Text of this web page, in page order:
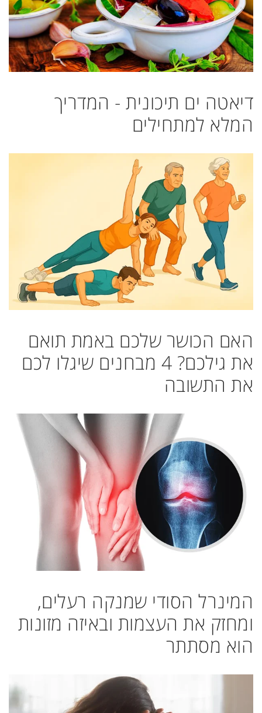
דיאטה ים תיכונית - המדריך
המלא למתחילים
האם הכושר שלכם באמת תואם
את גילכם? 4 מבחנים שיגלו לכם
את התשובה
המינרל הסודי שמנקה רעלים,
ומחזק את העצמות ובאיזה מזונות
הוא מסתתר